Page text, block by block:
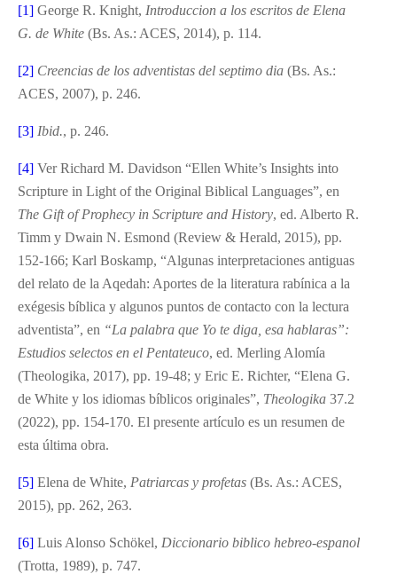
[1] George R. Knight, Introduccion a los escritos de Elena
G. de White (Bs. As.: ACES, 2014), p. 114.
[2] Creencias de los adventistas del septimo dia (Bs. As.:
ACES, 2007), p. 246.
[3] Ibid., p. 246.
[4] Ver Richard M. Davidson “Ellen White’s Insights into
Scripture in Light of the Original Biblical Languages”, en
The Gift of Prophecy in Scripture and History, ed. Alberto R.
Timm y Dwain N. Esmond (Review & Herald, 2015), pp.
152-166; Karl Boskamp, “Algunas interpretaciones antiguas
del relato de la Aqedah: Aportes de la literatura rabínica a la
exégesis bíblica y algunos puntos de contacto con la lectura
adventista”, en “La palabra que Yo te diga, esa hablaras”:
Estudios selectos en el Pentateuco, ed. Merling Alomía
(Theologika, 2017), pp. 19-48; y Eric E. Richter, “Elena G.
de White y los idiomas bíblicos originales”, Theologika 37.2
(2022), pp. 154-170. El presente artículo es un resumen de
esta última obra.
[5] Elena de White, Patriarcas y profetas (Bs. As.: ACES,
2015), pp. 262, 263.
[6] Luis Alonso Schökel, Diccionario biblico hebreo-espanol
(Trotta, 1989), p. 747.